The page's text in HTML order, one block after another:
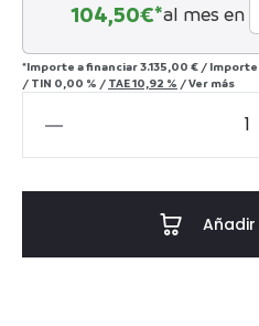
104,50€*al mes en
*Importe a financiar3.135,00 € /
/ TIN 0,00 % / TAE10,92 % /Ver más